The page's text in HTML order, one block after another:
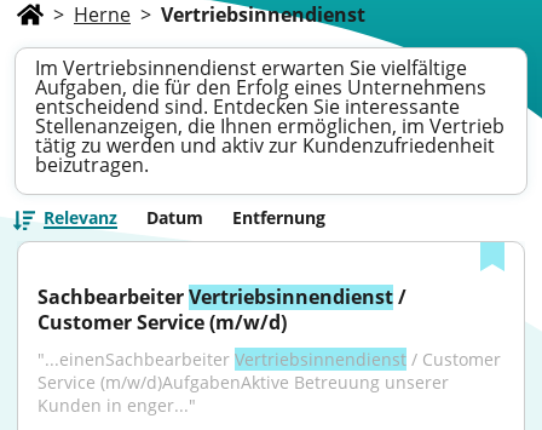
> Herne > Vertriebsinnendienst
Im Vertriebsinnendienst erwarten Sie vielfältige
Aufgaben, die für den Erfolg eines Unternehmens
entscheidend sind. Entdecken Sie interessante
Stellenanzeigen, die Ihnen ermöglichen, im Vertrieb
tätig zu werden und aktiv zur Kundenzufriedenheit
beizutragen.
Relevanz Datum Entfernung
Sachbearbeiter Vertriebsinnendienst /
Customer Service (m/w/d)
"...einenSachbearbeiter Vertriebsinnendienst / Customer
Service (m/w/d)AufgabenAktive Betreuung unserer
Kunden in enger..."